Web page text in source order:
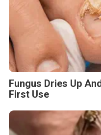
Fungus Dries Up
First Use